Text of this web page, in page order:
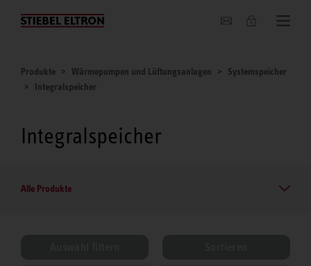
Unternehmen
Produkte Wärmepumpen und Lüftungsanlagen
Systemspeicher
Integralspeicher
Integralspeicher
Alle Produkte